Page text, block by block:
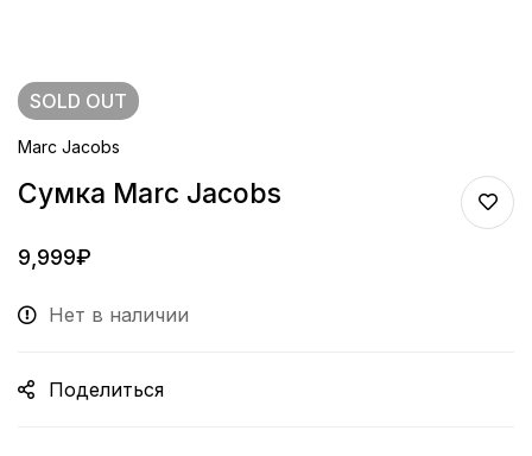
SOLD OUT
Marc Jacobs
Сумка Marc Jacobs
9,999₽
Нет в наличии
Поделиться